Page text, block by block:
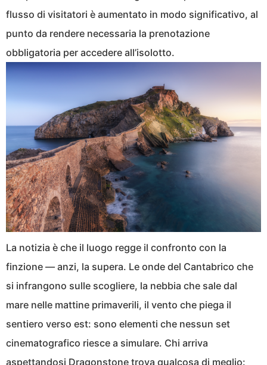
flusso di visitatori è aumentato in modo significativo, al
punto da rendere necessaria la prenotazione
obbligatoria per accedere all’isolotto.
La notizia è che il luogo regge il confronto con la
finzione — anzi, la supera. Le onde del Cantabrico che
si infrangono sulle scogliere, la nebbia che sale dal
mare nelle mattine primaverili, il vento che piega il
sentiero verso est: sono elementi che nessun set
cinematografico riesce a simulare. Chi arriva
aspettandosi Dragonstone trova qualcosa di meglio: